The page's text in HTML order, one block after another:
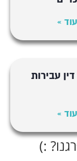
»
עבירות
»
:)